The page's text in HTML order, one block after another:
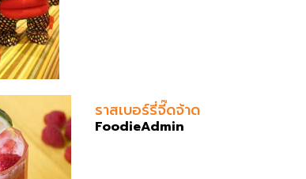
ราสเบอร์รี่จี๊ดจ้าด
FoodieAdmin